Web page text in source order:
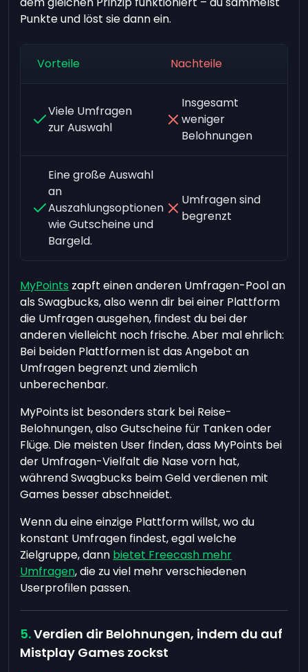
Punkte und löst sie dann ein.
Vorteile Nachteile
Viele Umfragen
zur Auswahl
Insgesamt
weniger
Belohnungen
Eine große Auswahl
an
Auszahlungsoptionen
wie Gutscheine und
Bargeld.
Umfragen sind
begrenzt
MyPoints zapft einen anderen Umfragen-Pool an
als Swagbucks, also wenn dir bei einer Plattform
die Umfragen ausgehen, findest du bei der
anderen vielleicht noch frische. Aber mal ehrlich:
Bei beiden Plattformen ist das Angebot an
Umfragen begrenzt und ziemlich
unberechenbar.
MyPoints ist besonders stark bei Reise-
Belohnungen, also Gutscheine für Tanken oder
Flüge. Die meisten User finden, dass MyPoints bei
der Umfragen-Vielfalt die Nase vorn hat,
während Swagbucks beim Geld verdienen mit
Games besser abschneidet.
Wenn du eine einzige Plattform willst, wo du
konstant Umfragen findest, egal welche
Zielgruppe, dann bietet Freecash mehr
Umfragen, die zu viel mehr verschiedenen
Userprofilen passen.
Verdien dir Belohnungen, indem du auf
Mistplay Games zockst